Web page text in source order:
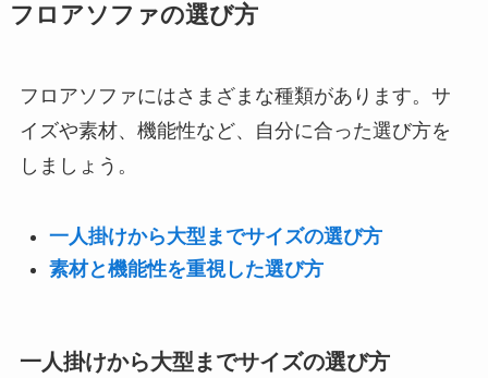
フロアソファの選び方
フロアソファにはさまざまな種類があります。サ
イズや素材、機能性など、自分に合った選び方を
しましょう。
一人掛けから大型までサイズの選び方
素材と機能性を重視した選び方
一人掛けから大型までサイズの選び方